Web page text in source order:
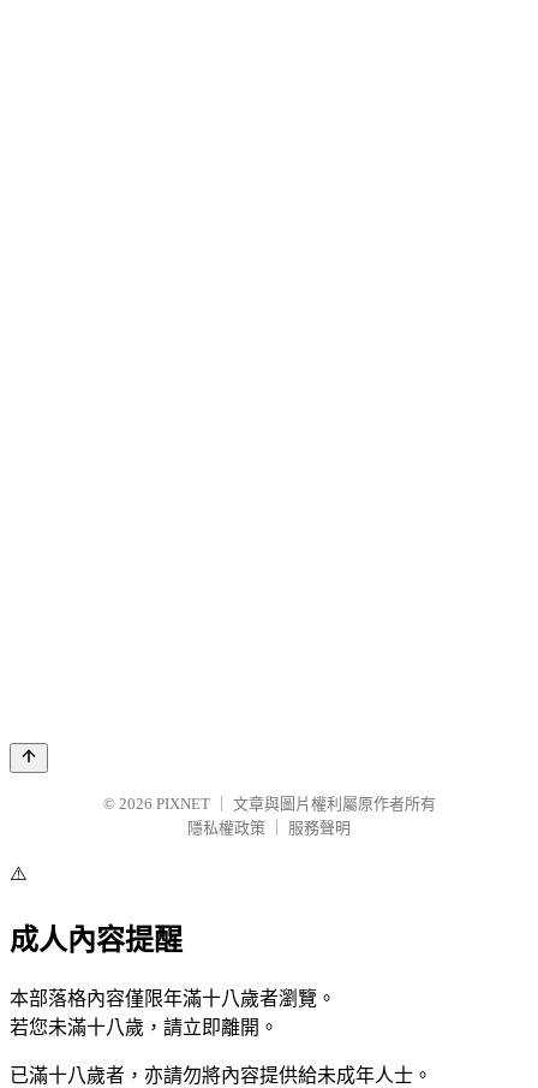
© 2026 PIXNET
文章與圖片權利屬原作者所有
隱私權政策
服務聲明
⚠️
成人內容提醒
本部落格內容僅限年滿十八歲者瀏覽。
若您未滿十八歲，請立即離開。
已滿十八歲者，亦請勿將內容提供給未成年人士。